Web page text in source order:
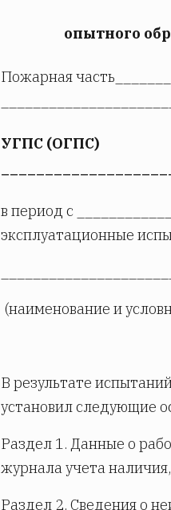
опытного
Пожарная
УГПС (ОГПС)
в период с
эксплуатационные
(наименование и
В результате
установил следующие
Раздел 1. Данные о
журнала учета
Раздел 2. Сведения о